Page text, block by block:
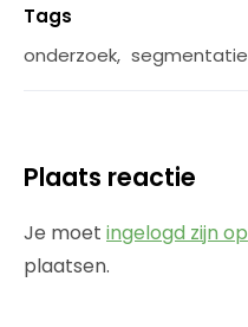
Tags
onderzoek, segmentatie
Plaats reactie
Je moet ingelogd zijn op
plaatsen.